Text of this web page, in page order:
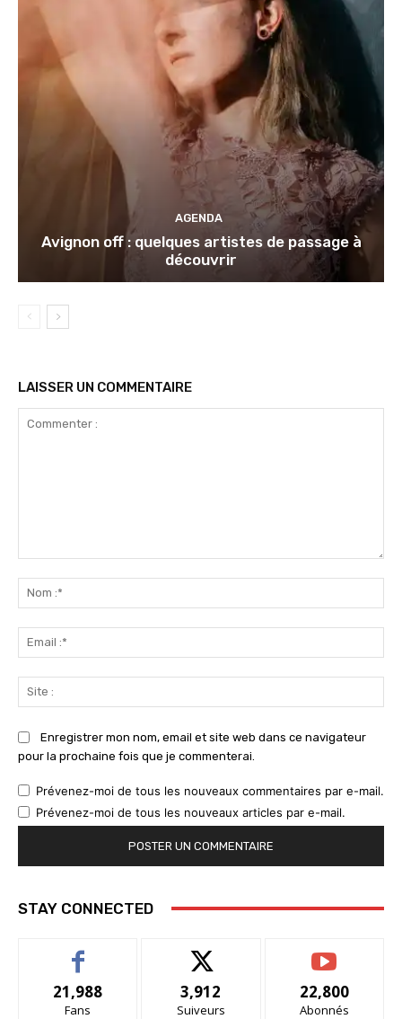
AGENDA
Avignon off : quelques artistes de passage à
découvrir
LAISSER UN COMMENTAIRE
:*
:*
:
Enregistrer mon nom, email et site web dans ce navigateur
pour la prochaine fois que je commenterai.
Prévenez-moi de tous les nouveaux commentaires par e-mail.
Prévenez-moi de tous les nouveaux articles par e-mail.
STAY CONNECTED
21,988
Fans
3,912
Suiveurs
22,800
Abonnés